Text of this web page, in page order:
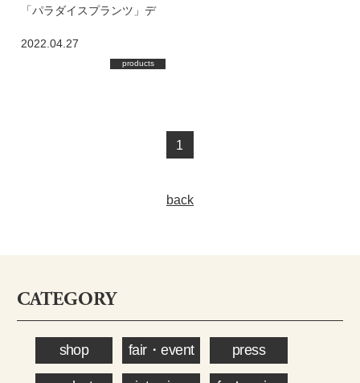
「パラダイスプランツ」デ
2022.04.27
products
1
back
CATEGORY
shop fair・event press